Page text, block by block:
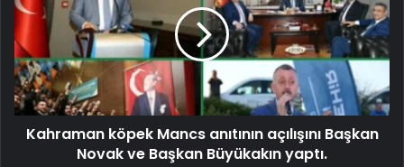
Kahraman köpek Mancs anıtının açılışını Başkan
Novak ve Başkan Büyükakın yaptı.